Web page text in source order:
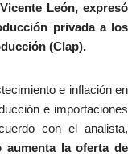
León, expresó
privada a los
(Clap).
e inflación en
e importaciones
con el analista,
la oferta de